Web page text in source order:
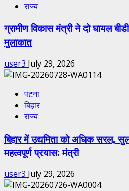
राज्य
ग्रामीण विकास मंत्री ने दो घायल
मुलाकात
user3 July 29, 2026
पटना
बिहार
राज्य
बिहार में उद्यमिता को अधिक सरल,
महत्वपूर्ण प्रयास: मंत्री
user3 July 29, 2026